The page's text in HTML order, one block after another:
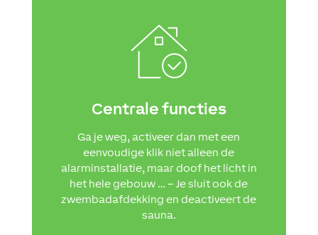
Centrale functies
Ga je weg, activeer dan met een
eenvoudige klik niet alleen de
alarminstallatie, maar doof het licht in
het hele gebouw … – Je sluit ook de
zwembadafdekking en deactiveert de
sauna.